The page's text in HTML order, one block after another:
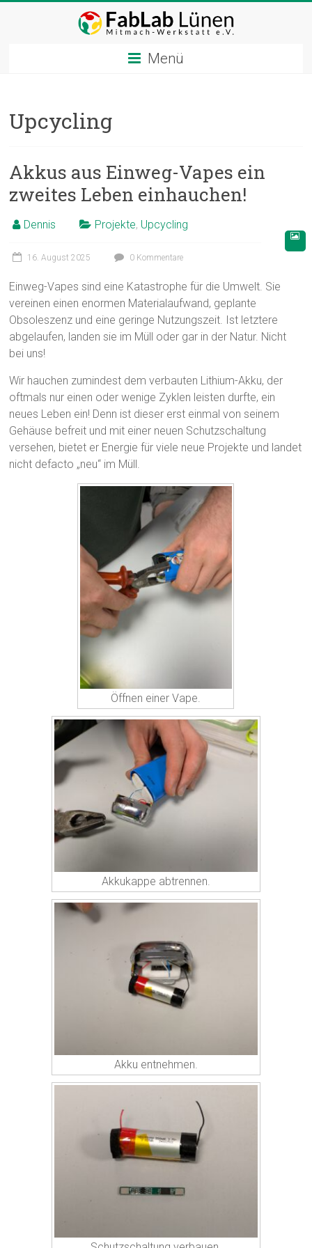
Menü
Upcycling
Akkus aus Einweg-Vapes ein
zweites Leben einhauchen!
Dennis Projekte, Upcycling
16. August 2025 0 Kommentare
Einweg-Vapes sind eine Katastrophe für die Umwelt. Sie
vereinen einen enormen Materialaufwand, geplante
Obsoleszenz und eine geringe Nutzungszeit. Ist letztere
abgelaufen, landen sie im Müll oder gar in der Natur. Nicht
bei uns!
Wir hauchen zumindest dem verbauten Lithium-Akku, der
oftmals nur einen oder wenige Zyklen leisten durfte, ein
neues Leben ein! Denn ist dieser erst einmal von seinem
Gehäuse befreit und mit einer neuen Schutzschaltung
versehen, bietet er Energie für viele neue Projekte und landet
nicht defacto „neu“ im Müll.
Öffnen einer Vape.
Akkukappe abtrennen.
Akku entnehmen.